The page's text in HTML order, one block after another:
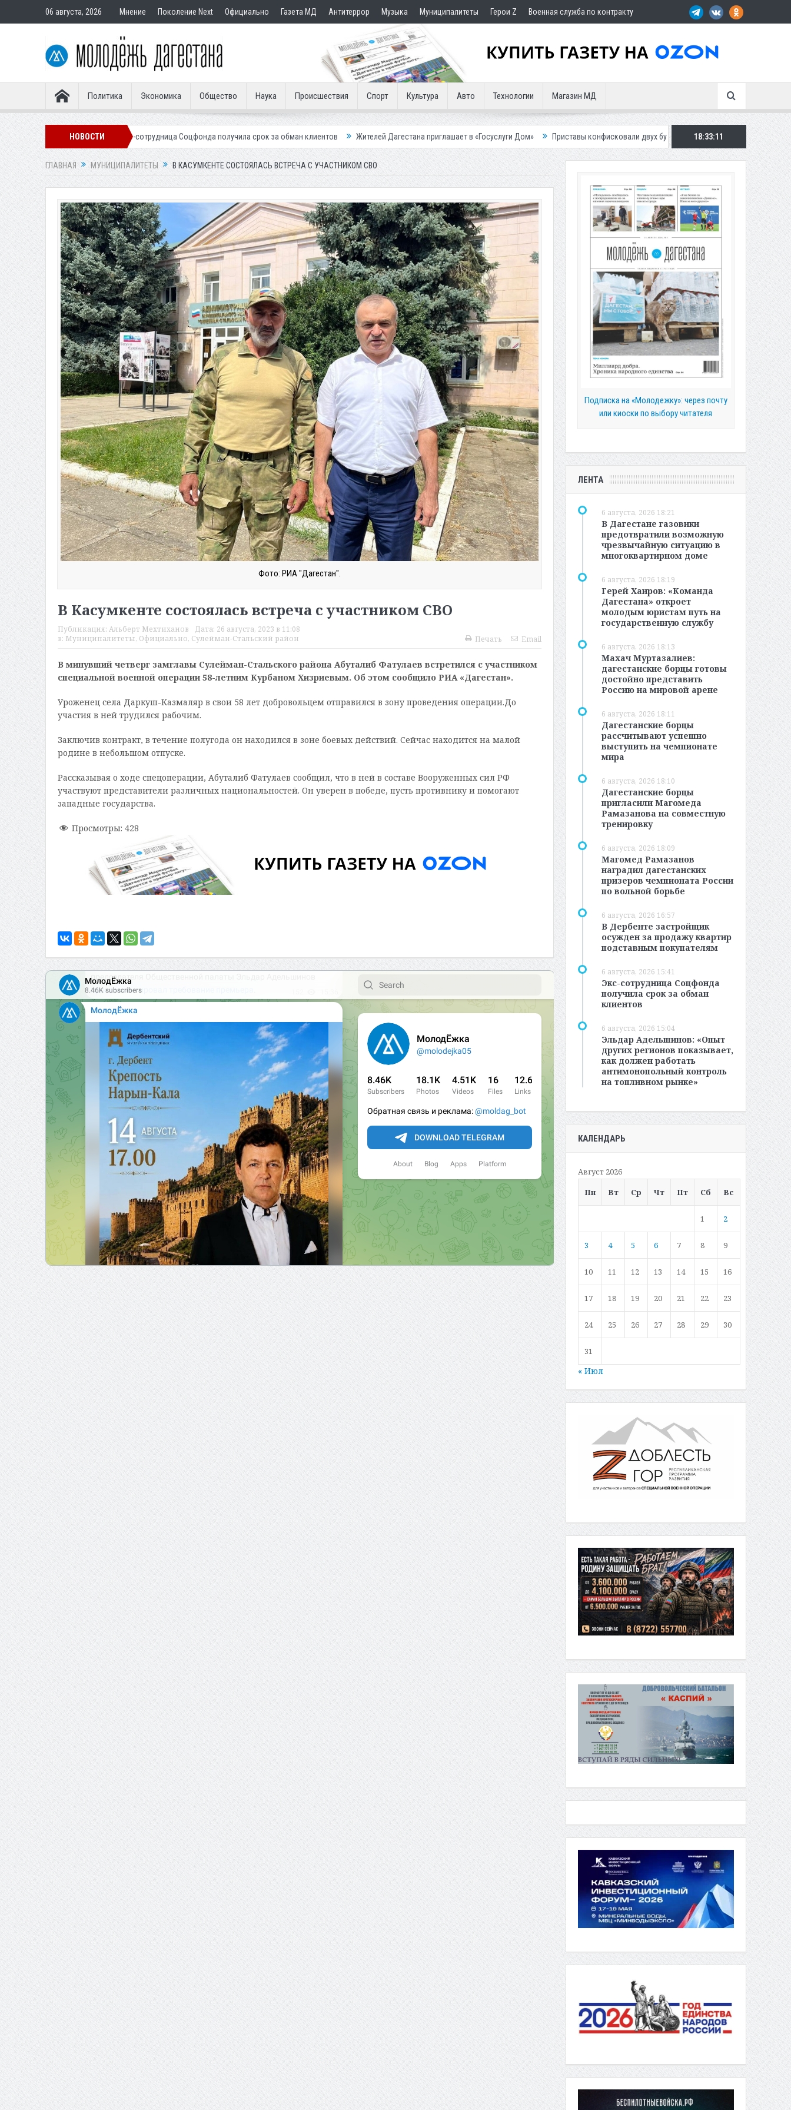
06 августа, 2026 Мнение Поколение Next Официально Газета МД Антитеррор Музыка Муниципалитеты Герои Z Военная служба по контракту
Политика Экономика Общество Наука Происшествия Спорт Культура Авто Технологии Магазин МД
НОВОСТИ
Экс-сотрудница Соцфонда получила срок за обман клиентов Жителей Дагестана приглашает в «Госуслуги Дом» Приставы конфисковали двух бурых медведей у жителя Дагестана
18:33:13
ГЛАВНАЯ МУНИЦИПАЛИТЕТЫ В КАСУМКЕНТЕ СОСТОЯЛАСЬ ВСТРЕЧА С УЧАСТНИКОМ СВО
Фото: РИА "Дагестан".
В Касумкенте состоялась встреча с участником СВО
Публикация: Альберт Мехтиханов Дата: 26 августа, 2023 в 11:08
в: Муниципалитеты, Официально, Сулейман-Стальский район Печать Email
В минувший четверг замглавы Сулейман-Стальского района Абуталиб Фатулаев встретился с участником
специальной военной операции 58-летним Курбаном Хизриевым. Об этом сообщило РИА «Дагестан».
Уроженец села Даркуш-Казмаляр в свои 58 лет добровольцем отправился в зону проведения операции.До
участия в ней трудился рабочим.
Заключив контракт, в течение полугода он находился в зоне боевых действий. Сейчас находится на малой
родине в небольшом отпуске.
Рассказывая о ходе спецоперации, Абуталиб Фатулаев сообщил, что в ней в составе Вооруженных сил РФ
участвуют представители различных национальностей. Он уверен в победе, пусть противнику и помогают
западные государства.
Просмотры: 428
Подписка на «Молодежку»: через почту
или киоски по выбору читателя
ЛЕНТА
6 августа, 2026 18:21
В Дагестане газовики
предотвратили возможную
чрезвычайную ситуацию в
многоквартирном доме
6 августа, 2026 18:19
Герей Хаиров: «Команда
Дагестана» откроет
молодым юристам путь на
государственную службу
6 августа, 2026 18:13
Махач Муртазалиев:
дагестанские борцы готовы
достойно представить
Россию на мировой арене
6 августа, 2026 18:11
Дагестанские борцы
рассчитывают успешно
выступить на чемпионате
мира
6 августа, 2026 18:10
Дагестанские борцы
пригласили Магомеда
Рамазанова на совместную
тренировку
6 августа, 2026 18:09
Магомед Рамазанов
наградил дагестанских
призеров чемпионата России
по вольной борьбе
6 августа, 2026 16:57
В Дербенте застройщик
осужден за продажу квартир
подставным покупателям
6 августа, 2026 15:41
Экс-сотрудница Соцфонда
получила срок за обман
клиентов
6 августа, 2026 15:04
Эльдар Адельшинов: «Опыт
других регионов показывает,
как должен работать
антимонопольный контроль
на топливном рынке»
КАЛЕНДАРЬ
Август 2026
Пн
Вт Ср Чт Пт Сб Вс
1 2
3 4 5 6 7 8 9
10 11 12 13 14 15 16
17 18 19 20 21 22 23
24 25 26 27 28 29 30
31
« Июл